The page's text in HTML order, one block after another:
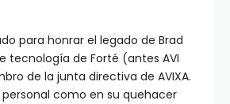
para honrar el legado de Brad
tecnología de Forté (antes AVI
de la junta directiva de AVIXA.
como en su quehacer